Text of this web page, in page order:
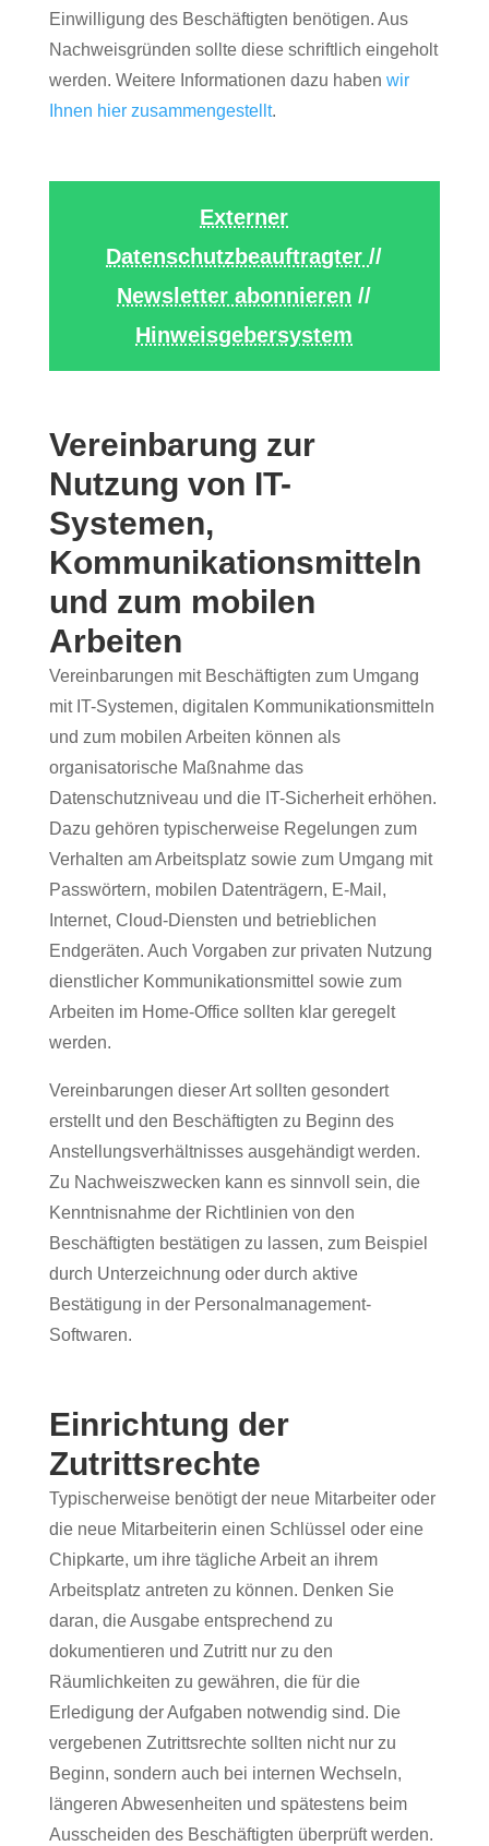
Einwilligung des Beschäftigten benötigen. Aus
Nachweisgründen sollte diese schriftlich eingeholt
werden. Weitere Informationen dazu haben wir
Ihnen hier zusammengestellt.
Externer
Datenschutzbeauftragter//
Newsletter abonnieren //
Hinweisgebersystem
Vereinbarung zur
Nutzung von IT-
Systemen,
Kommunikationsmitteln
und zum mobilen
Arbeiten
Vereinbarungen mit Beschäftigten zum Umgang
mit IT-Systemen, digitalen Kommunikationsmitteln
und zum mobilen Arbeiten können als
organisatorische Maßnahme das
Datenschutzniveau und die IT-Sicherheit erhöhen.
Dazu gehören typischerweise Regelungen zum
Verhalten am Arbeitsplatz sowie zum Umgang mit
Passwörtern, mobilen Datenträgern, E-Mail,
Internet, Cloud-Diensten und betrieblichen
Endgeräten. Auch Vorgaben zur privaten Nutzung
dienstlicher Kommunikationsmittel sowie zum
Arbeiten im Home-Office sollten klar geregelt
werden.
Vereinbarungen dieser Art sollten gesondert
erstellt und den Beschäftigten zu Beginn des
Anstellungsverhältnisses ausgehändigt werden.
Zu Nachweiszwecken kann es sinnvoll sein, die
Kenntnisnahme der Richtlinien von den
Beschäftigten bestätigen zu lassen, zum Beispiel
durch Unterzeichnung oder durch aktive
Bestätigung in der Personalmanagement-
Softwaren.
Einrichtung der
Zutrittsrechte
Typischerweise benötigt der neue Mitarbeiter oder
die neue Mitarbeiterin einen Schlüssel oder eine
Chipkarte, um ihre tägliche Arbeit an ihrem
Arbeitsplatz antreten zu können. Denken Sie
daran, die Ausgabe entsprechend zu
dokumentieren und Zutritt nur zu den
Räumlichkeiten zu gewähren, die für die
Erledigung der Aufgaben notwendig sind. Die
vergebenen Zutrittsrechte sollten nicht nur zu
Beginn, sondern auch bei internen Wechseln,
längeren Abwesenheiten und spätestens beim
Ausscheiden des Beschäftigten überprüft werden.